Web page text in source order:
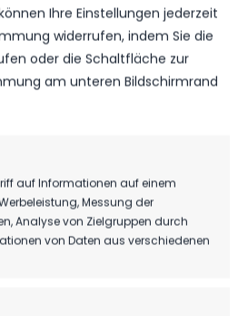
Ihre Einstellungen jederzeit
widerrufen, indem Sie die
oder die Schaltfläche zur
am unteren Bildschirmrand
auf Informationen auf einem
Messung der
Analyse von Zielgruppen durch
von Daten aus verschiedenen
KARTEN 0
JFV
Fußballunion
Niederlausitz
Brandenburg-